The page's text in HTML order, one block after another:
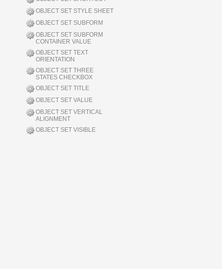
OBJECT SET STYLE SHEET
OBJECT SET SUBFORM
OBJECT SET SUBFORM
CONTAINER VALUE
OBJECT SET TEXT
ORIENTATION
OBJECT SET THREE
STATES CHECKBOX
OBJECT SET TITLE
OBJECT SET VALUE
OBJECT SET VERTICAL
ALIGNMENT
OBJECT SET VISIBLE